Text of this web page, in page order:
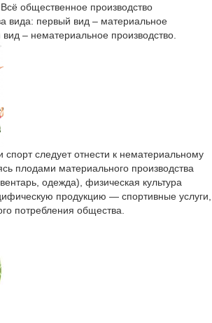
общественное производство
вида: первый вид – материальное
вид – нематериальное производство.
спорт следует отнести к нематериальному
плодами материального производства
одежда), физическая культура
продукцию — спортивные услуги,
потребления общества.